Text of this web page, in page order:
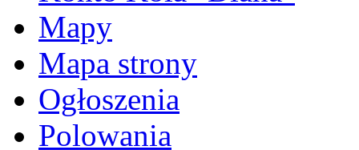
Mapy
Mapa strony
Ogłoszenia
Polowania